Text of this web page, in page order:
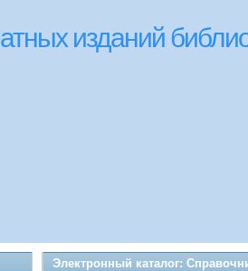
изданий
Электронный каталог: